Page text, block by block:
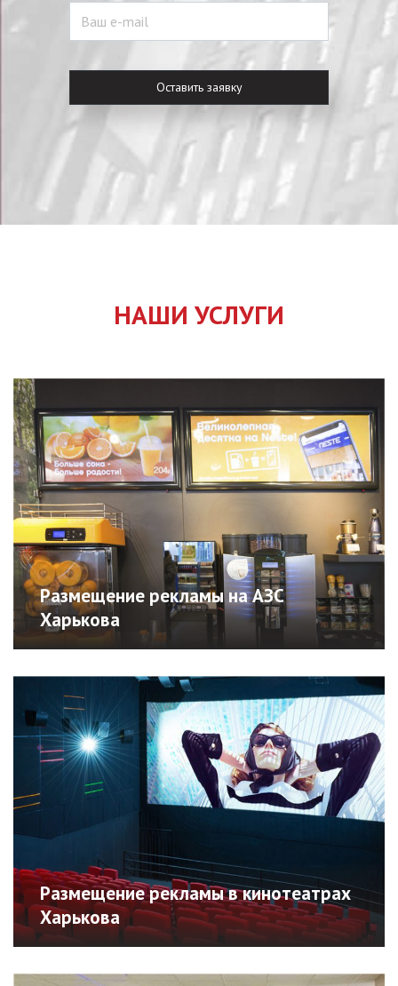
НАШИ УСЛУГИ
Размещение рекламы на АЗС
Харькова
Размещение рекламы на АЗС
Харькова
Как работает реклама на АЗС? Размещение
рекламы на видеоэкранах на автомобильных
заправо...
Подробнее
Размещение рекламы в кинотеатрах
Харькова